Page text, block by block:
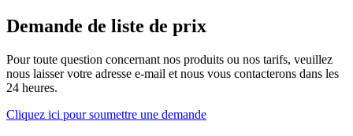
Demande de liste de prix
Pour toute question concernant nos produits ou nos tarifs, veuillez
nous laisser votre adresse e-mail et nous vous contacterons dans les
24 heures.
Cliquez ici pour soumettre une demande